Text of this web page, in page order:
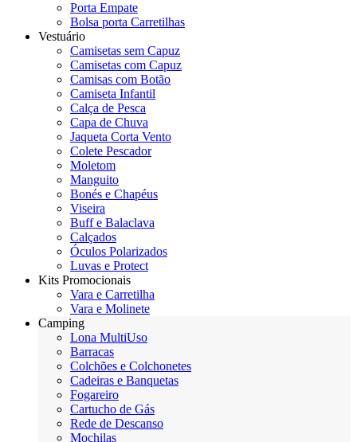
Porta Empate
Bolsa porta Carretilhas
Vestuário
Camisetas sem Capuz
Camisetas com Capuz
Camisas com Botão
Camiseta Infantil
Calça de Pesca
Capa de Chuva
Jaqueta Corta Vento
Colete Pescador
Moletom
Manguito
Bonés e Chapéus
Viseira
Buff e Balaclava
Calçados
Óculos Polarizados
Luvas e Protect
Kits Promocionais
Vara e Carretilha
Vara e Molinete
Camping
Lona MultiUso
Barracas
Colchões e Colchonetes
Cadeiras e Banquetas
Fogareiro
Cartucho de Gás
Rede de Descanso
Mochilas